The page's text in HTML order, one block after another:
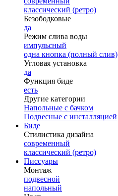
классический (ретро)
Безободковые
да
Режим слива воды
импульсный
одна кнопка (полный слив)
Угловая установка
да
Функция биде
есть
Другие категории
Напольные с бачком
Подвесные с инсталляцией
Биде
Стилистика дизайна
современный
классический (ретро)
Писсуары
Монтаж
подвесной
напольный